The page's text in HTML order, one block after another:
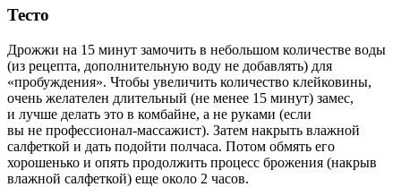
Тесто
Дрожжи на 15 минут замочить в небольшом количестве воды
(из рецепта, дополнительную воду не добавлять) для
«пробуждения». Чтобы увеличить количество клейковины,
очень желателен длительный (не менее 15 минут) замес,
и лучше делать это в комбайне, а не руками (если
вы не профессионал-массажист). Затем накрыть влажной
салфеткой и дать подойти полчаса. Потом обмять его
хорошенько и опять продолжить процесс брожения (накрыв
влажной салфеткой) еще около 2 часов.